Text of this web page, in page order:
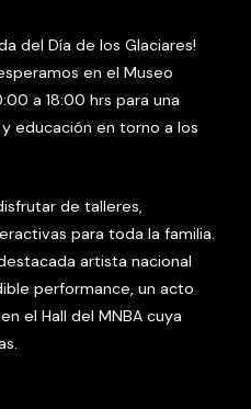
del Día de los Glaciares!
en el Museo
a 18:00 hrs para una
educación en torno a los
de talleres,
para toda la familia.
artista nacional
performance, un acto
el Hall del MNBA cuya